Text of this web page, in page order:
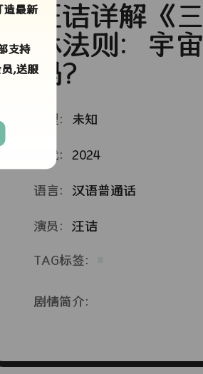
汪诘详解《
林法则：宇
吗？
类型： 未知
年代： 2024
语言： 汉语普通话
演员： 汪诘
TAG标签：
剧情简介：
造最新
支持
,送服